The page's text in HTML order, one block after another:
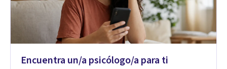
Encuentra un/a psicólogo/a para ti